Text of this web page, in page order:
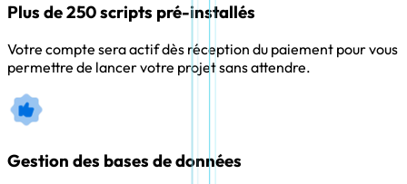
Plus de 250 scripts pré-installés
Votre compte sera actif dès réception du paiement pour vous
permettre de lancer votre projet sans attendre.
Gestion des bases de données